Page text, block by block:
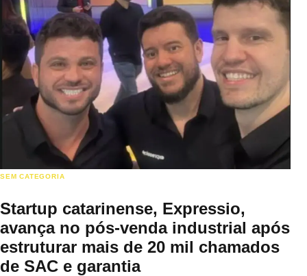
SEM CATEGORIA
Startup catarinense, Expressio,
avança no pós-venda industrial após
estruturar mais de 20 mil chamados
de SAC e garantia